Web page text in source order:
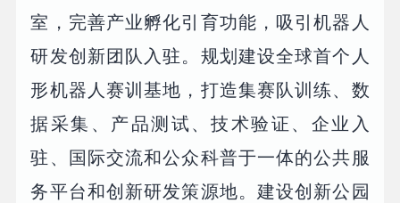
室，完善产业孵化引育功能，吸引机器人
研发创新团队入驻。规划建设全球首个人
形机器人赛训基地，打造集赛队训练、数
据采集、产品测试、技术验证、企业入
驻、国际交流和公众科普于一体的公共服
务平台和创新研发策源地。建设创新公园